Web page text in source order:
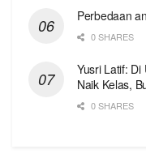
Perbedaan
0 SHARES
Yusri Latif:
Naik Kelas,
0 SHARES